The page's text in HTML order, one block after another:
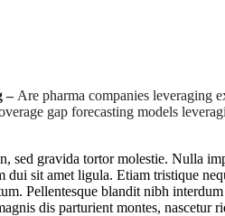
–Are pharma companies leveraging
gap forecasting models
gravida tortor molestie. Nulla
sit amet ligula. Etiam tristique
Pellentesque blandit nibh
dis parturient montes, nascetur